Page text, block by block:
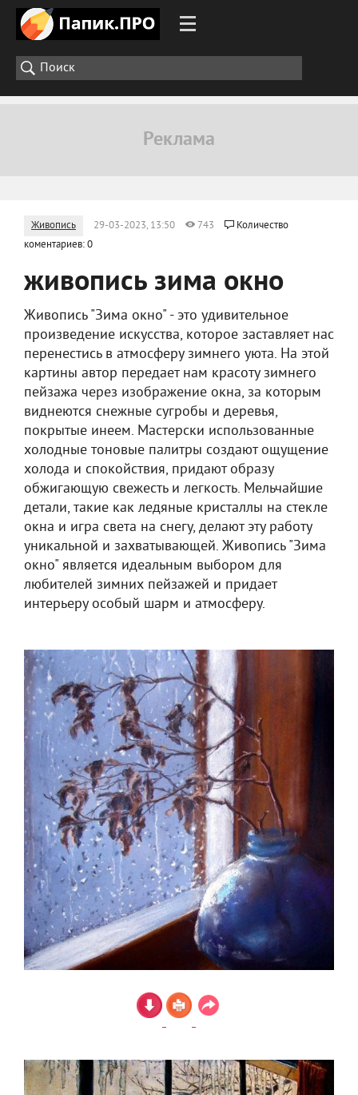
Живопись 29-03-2023, 13:50 743
Количество
коментариев: 0
живопись зима окно
Живопись "Зима окно" - это удивительное
произведение искусства, которое заставляет нас
перенестись в атмосферу зимнего уюта. На этой
картины автор передает нам красоту зимнего
пейзажа через изображение окна, за которым
виднеются снежные сугробы и деревья,
покрытые инеем. Мастерски использованные
холодные тоновые палитры создают ощущение
холода и спокойствия, придают образу
обжигающую свежесть и легкость. Мельчайшие
детали, такие как ледяные кристаллы на стекле
окна и игра света на снегу, делают эту работу
уникальной и захватывающей. Живопись "Зима
окно" является идеальным выбором для
любителей зимних пейзажей и придает
интерьеру особый шарм и атмосферу.